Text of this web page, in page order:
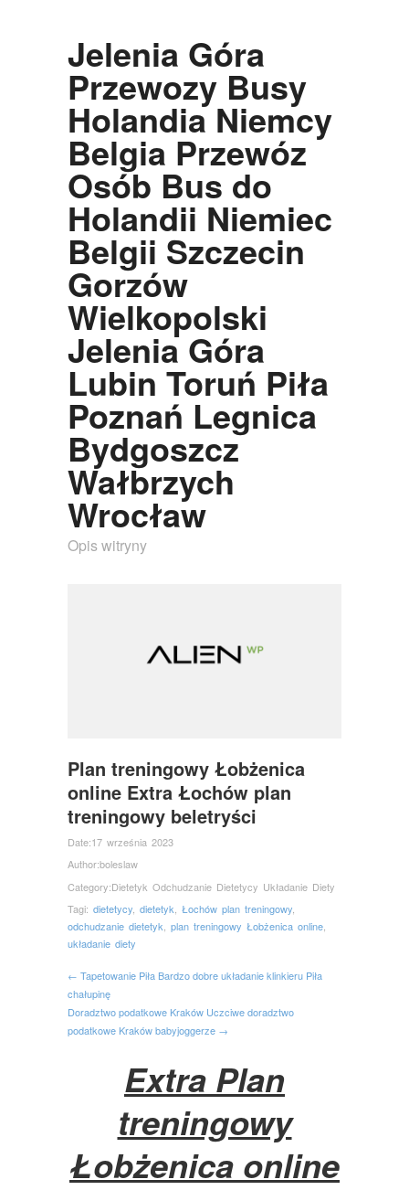
Jelenia Góra
Przewozy Busy
Holandia Niemcy
Belgia Przewóz
Osób Bus do
Holandii Niemiec
Belgii Szczecin
Gorzów
Wielkopolski
Jelenia Góra
Lubin Toruń Piła
Poznań Legnica
Bydgoszcz
Wałbrzych
Wrocław
Opis witryny
Plan treningowy Łobżenica
online Extra Łochów plan
treningowy beletryści
Date:17 września 2023
Author:boleslaw
Category:Dietetyk Odchudzanie Dietetycy Układanie Diety
Tagi: dietetycy, dietetyk, Łochów plan treningowy,
odchudzanie dietetyk, plan treningowy Łobżenica online,
układanie diety
← Tapetowanie Piła Bardzo dobre układanie klinkieru Piła
chałupinę
Doradztwo podatkowe Kraków Uczciwe doradztwo
podatkowe Kraków babyjoggerze →
Extra Plan
treningowy
Łobżenica online